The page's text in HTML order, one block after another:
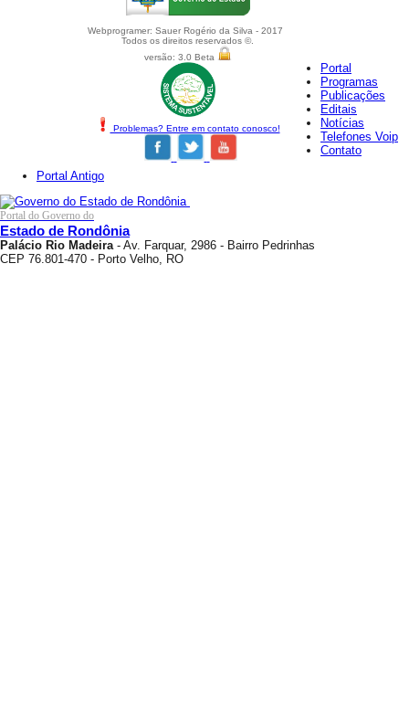
Webprogramer: Sauer Rogério da Silva - 2017
Todos os direitos reservados ©.
versão: 3.0 Beta
Problemas? Entre em contato conosco!
Portal
Programas
Publicações
Editais
Notícias
Telefones Voip
Contato
Portal Antigo
Portal do Governo do
Estado de Rondônia
Palácio Rio Madeira- Av. Farquar, 2986 - Bairro Pedrinhas
CEP 76.801-470 - Porto Velho, RO